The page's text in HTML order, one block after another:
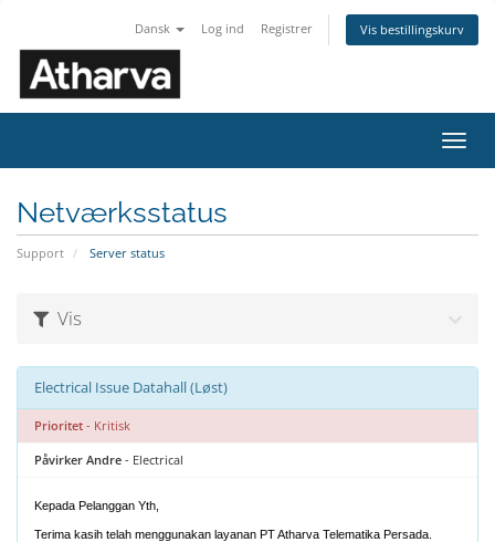
Dansk Log ind Registrer Vis bestillingskurv
Skift
Netværksstatus
Support Server status
Vis
Electrical Issue Datahall (Løst)
Prioritet - Kritisk
Påvirker Andre - Electrical
Kepada Pelanggan Yth,
Terima kasih telah menggunakan layanan PT Atharva Telematika Persada.